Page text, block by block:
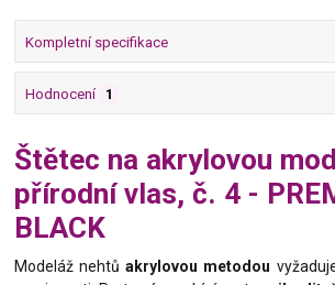
Kompletní specifikace
Hodnocení 1
Štětec na akrylovou
přírodní vlas, č. 4 -
BLACK
Modeláž nehtůakrylovou metodou